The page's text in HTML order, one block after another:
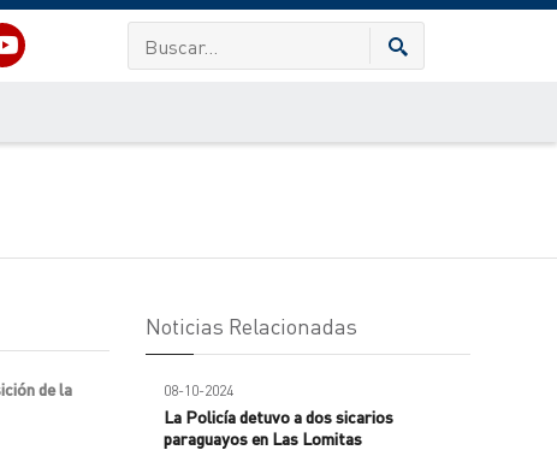
de la
Noticias Relacionadas
08-10-2024
La Policía detuvo a dos sicarios
paraguayos en Las Lomitas